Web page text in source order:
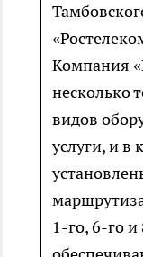
Компания
несколько
видов
услуги, и в
1-го, 6-го